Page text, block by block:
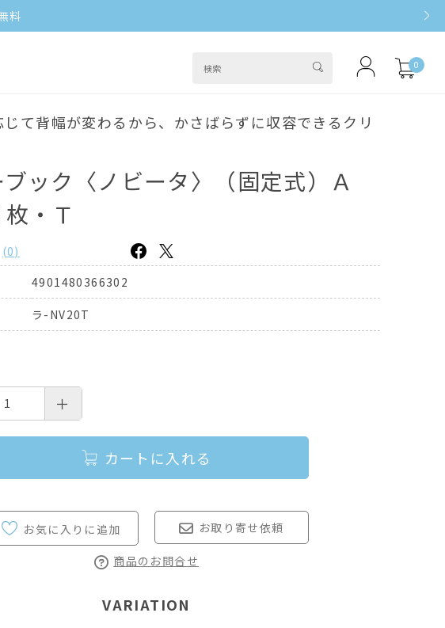
料
0
て背幅が変わるから、かさばらずに収容できるクリ
ック〈ノビータ〉（固定式）Ａ
・Ｔ
(0)
4901480366302
ラ-NV20T
＋
カートに入れる
お取り寄せ依頼
商品のお問合せ
VARIATION